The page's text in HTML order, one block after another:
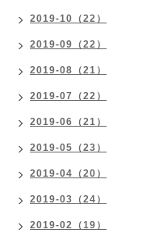
2019-10（22）
2019-09（22）
2019-08（21）
2019-07（22）
2019-06（21）
2019-05（23）
2019-04（20）
2019-03（24）
2019-02（19）